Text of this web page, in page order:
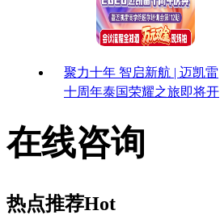
聚力十年 智启新航 | 迈凯雷
十周年泰国荣耀之旅即将开
在线咨询
热点推荐Hot